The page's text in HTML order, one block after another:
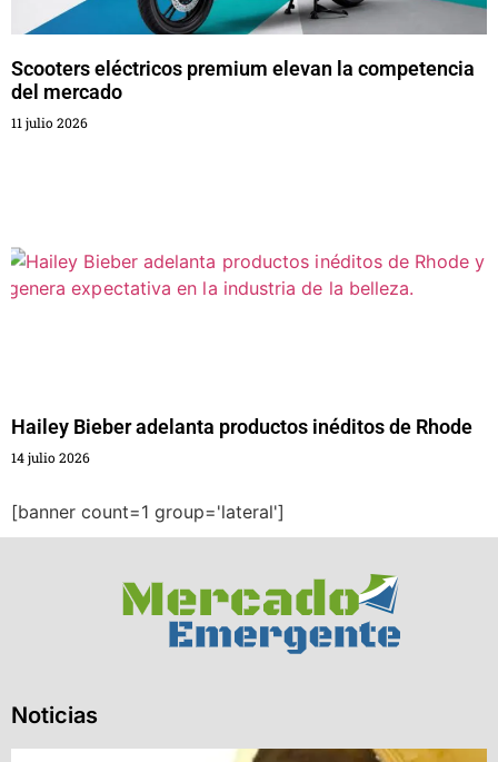
Scooters eléctricos premium elevan la competencia
del mercado
11 julio 2026
Hailey Bieber adelanta productos inéditos de Rhode
14 julio 2026
[banner count=1 group='lateral']
Noticias